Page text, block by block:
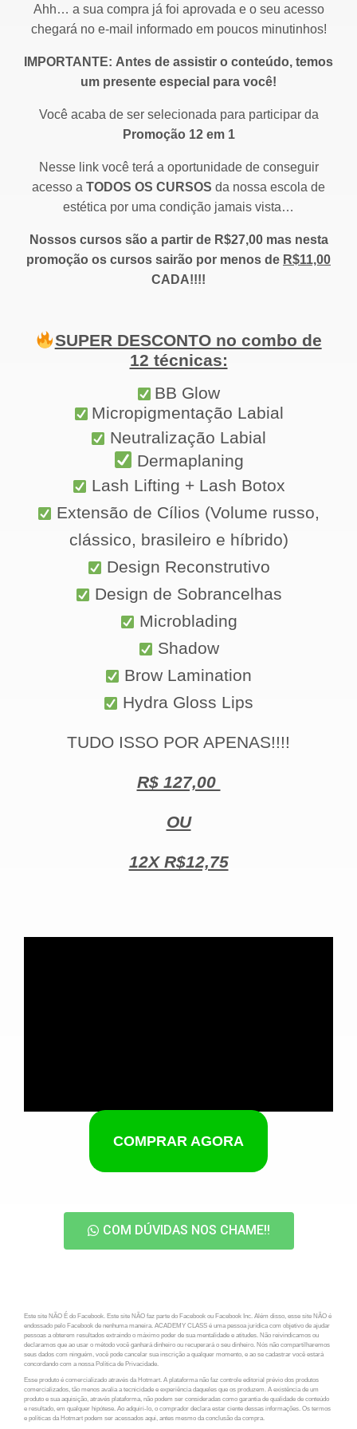
Ahh… a sua compra já foi aprovada e o seu acesso
chegará no e-mail informado em poucos minutinhos!
IMPORTANTE: Antes de assistir o conteúdo, temos
um presente especial para você!
Você acaba de ser selecionada para participar da
Promoção 12 em 1
Nesse link você terá a oportunidade de conseguir
acesso a TODOS OS CURSOS da nossa escola de
estética por uma condição jamais vista…
Nossos cursos são a partir de R$27,00 mas nesta
promoção os cursos sairão por menos de R$11,00
CADA!!!!
SUPER DESCONTO no combo de
12 técnicas:
BB Glow
Micropigmentação Labial
Neutralização Labial
Dermaplaning
Lash Lifting + Lash Botox
Extensão de Cílios (Volume russo,
clássico, brasileiro e híbrido)
Design Reconstrutivo
Design de Sobrancelhas
Microblading
Shadow
Brow Lamination
Hydra Gloss Lips
TUDO ISSO POR APENAS!!!!
R$ 127,00
OU
12X R$12,75
COMPRAR AGORA
COM DÚVIDAS NOS CHAME!!
Este site NÃO É do Facebook. Este site NÃO faz parte do Facebook ou Facebook Inc. Além disso, esse site NÃO é
endossado pelo Facebook de nenhuma maneira. ACADEMY CLASS é uma pessoa jurídica com objetivo de ajudar
pessoas a obterem resultados extraindo o máximo poder de sua mentalidade e atitudes. Não reivindicamos ou
declaramos que ao usar o método você ganhará dinheiro ou recuperará o seu dinheiro. Nós não compartilharemos
seus dados com ninguém, você pode cancelar sua inscrição a qualquer momento, e ao se cadastrar você estará
concordando com a nossa Política de Privacidade.
Esse produto é comercializado através da Hotmart. A plataforma não faz controle editorial prévio dos produtos
comercializados, tão menos avalia a tecnicidade e experiência daqueles que os produzem. A existência de um
produto e sua aquisição, através plataforma, não podem ser consideradas como garantia de qualidade de conteúdo
e resultado, em qualquer hipótese. Ao adquiri-lo, o comprador declara estar ciente dessas informações. Os termos
e políticas da Hotmart podem ser acessados aqui, antes mesmo da conclusão da compra.